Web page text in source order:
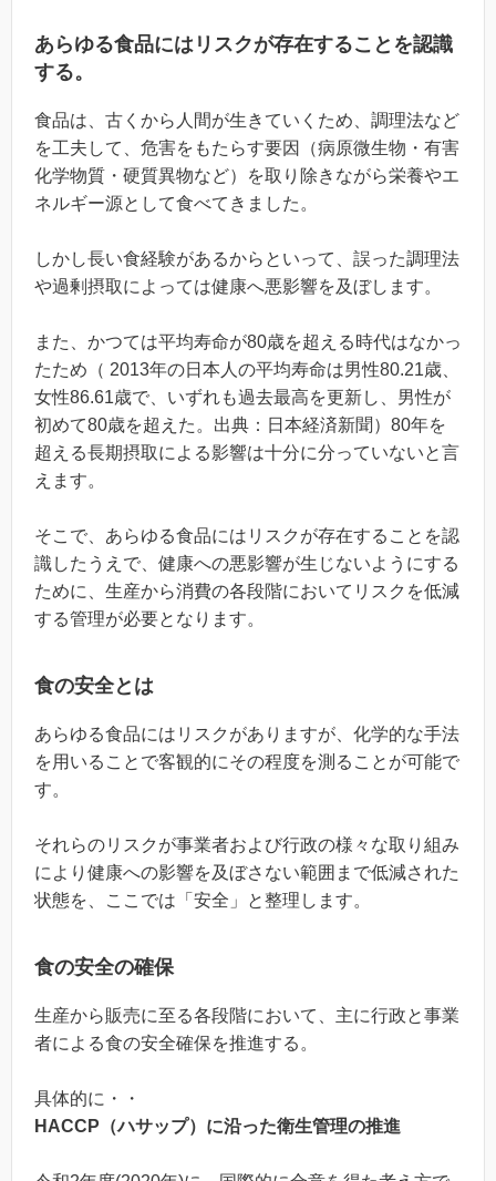
あらゆる食品にはリスクが存在することを認識
する。
食品は、古くから人間が生きていくため、調理法など
を工夫して、危害をもたらす要因（病原微生物・有害
化学物質・硬質異物など）を取り除きながら栄養やエ
ネルギー源として食べてきました。
しかし長い食経験があるからといって、誤った調理法
や過剰摂取によっては健康へ悪影響を及ぼします。
また、かつては平均寿命が80歳を超える時代はなかっ
たため（ 2013年の日本人の平均寿命は男性80.21歳、
女性86.61歳で、いずれも過去最高を更新し、男性が
初めて80歳を超えた。出典：日本経済新聞）80年を
超える長期摂取による影響は十分に分っていないと言
えます。
そこで、あらゆる食品にはリスクが存在することを認
識したうえで、健康への悪影響が生じないようにする
ために、生産から消費の各段階においてリスクを低減
する管理が必要となります。
食の安全とは
あらゆる食品にはリスクがありますが、化学的な手法
を用いることで客観的にその程度を測ることが可能で
す。
それらのリスクが事業者および行政の様々な取り組み
により健康への影響を及ぼさない範囲まで低減された
状態を、ここでは「安全」と整理します。
食の安全の確保
生産から販売に至る各段階において、主に行政と事業
者による食の安全確保を推進する。
具体的に・・
HACCP（ハサップ）に沿った衛生管理の推進